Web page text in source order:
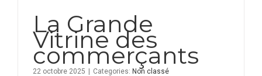
La Grande
Vitrine des
commerçants
22 octobre 2025 | Categories: Non classé